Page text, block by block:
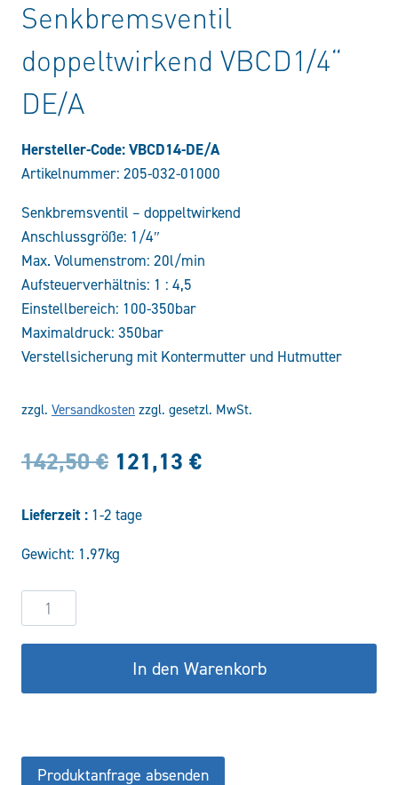
Senkbremsventil
doppeltwirkend VBCD1/4“
DE/A
Hersteller-Code: VBCD14-DE/A
Artikelnummer: 205-032-01000
Senkbremsventil – doppeltwirkend
Anschlussgröße: 1/4″
Max. Volumenstrom: 20l/min
Aufsteuerverhältnis: 1 : 4,5
Einstellbereich: 100-350bar
Maximaldruck: 350bar
Verstellsicherung mit Kontermutter und Hutmutter
zzgl. Versandkosten zzgl. gesetzl. MwSt.
142,50€ Ursprünglicher
war:
142,50 €
121,13 €Aktueller
Lieferzeit : 1-2 tage
Gewicht: 1.97kg
Senkbremsventil
doppeltwirkend
VBCD1/4“
Menge
In den Warenkorb
Produktanfrage absenden